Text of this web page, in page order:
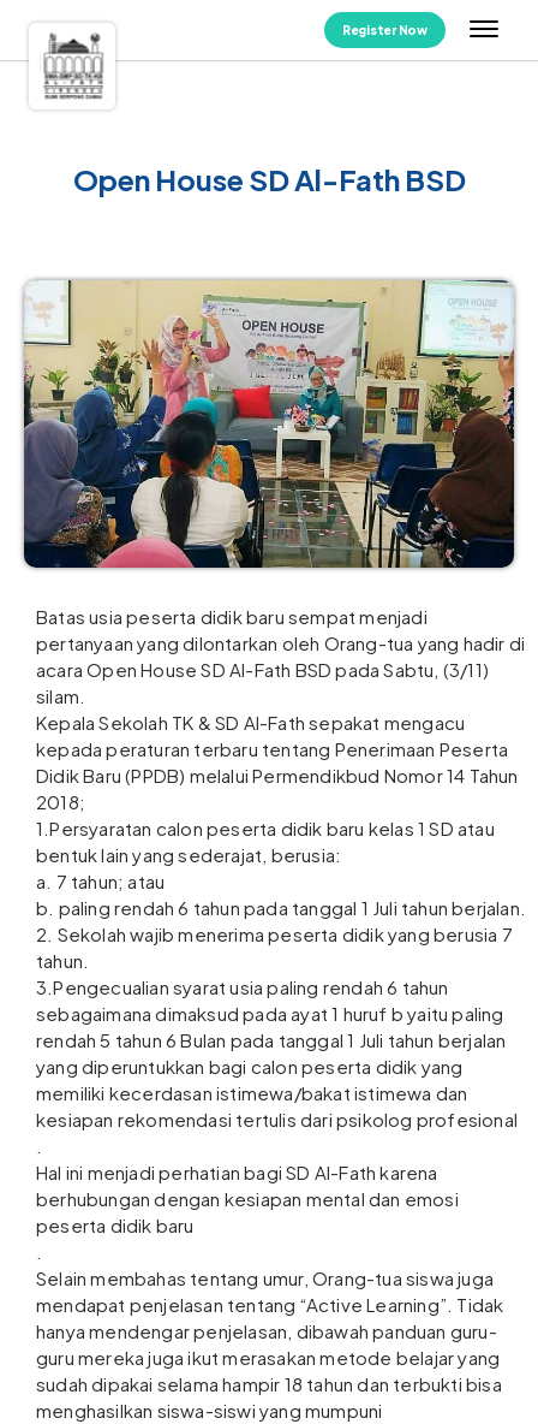
Register Now
Open House SD Al-Fath BSD
Batas usia peserta didik baru sempat menjadi
pertanyaan yang dilontarkan oleh Orang-tua yang hadir di
acara Open House SD Al-Fath BSD pada Sabtu, (3/11)
silam.
Kepala Sekolah TK & SD Al-Fath sepakat mengacu
kepada peraturan terbaru tentang Penerimaan Peserta
Didik Baru (PPDB) melalui Permendikbud Nomor 14 Tahun
2018;
1.Persyaratan calon peserta didik baru kelas 1 SD atau
bentuk lain yang sederajat, berusia:
a. 7 tahun; atau
b. paling rendah 6 tahun pada tanggal 1 Juli tahun berjalan.
2. Sekolah wajib menerima peserta didik yang berusia 7
tahun.
3.Pengecualian syarat usia paling rendah 6 tahun
sebagaimana dimaksud pada ayat 1 huruf b yaitu paling
rendah 5 tahun 6 Bulan pada tanggal 1 Juli tahun berjalan
yang diperuntukkan bagi calon peserta didik yang
memiliki kecerdasan istimewa/bakat istimewa dan
kesiapan rekomendasi tertulis dari psikolog profesional
Hal ini menjadi perhatian bagi SD Al-Fath karena
berhubungan dengan kesiapan mental dan emosi
peserta didik baru
Selain membahas tentang umur, Orang-tua siswa juga
mendapat penjelasan tentang “Active Learning”. Tidak
hanya mendengar penjelasan, dibawah panduan guru-
guru mereka juga ikut merasakan metode belajar yang
sudah dipakai selama hampir 18 tahun dan terbukti bisa
menghasilkan siswa-siswi yang mumpuni